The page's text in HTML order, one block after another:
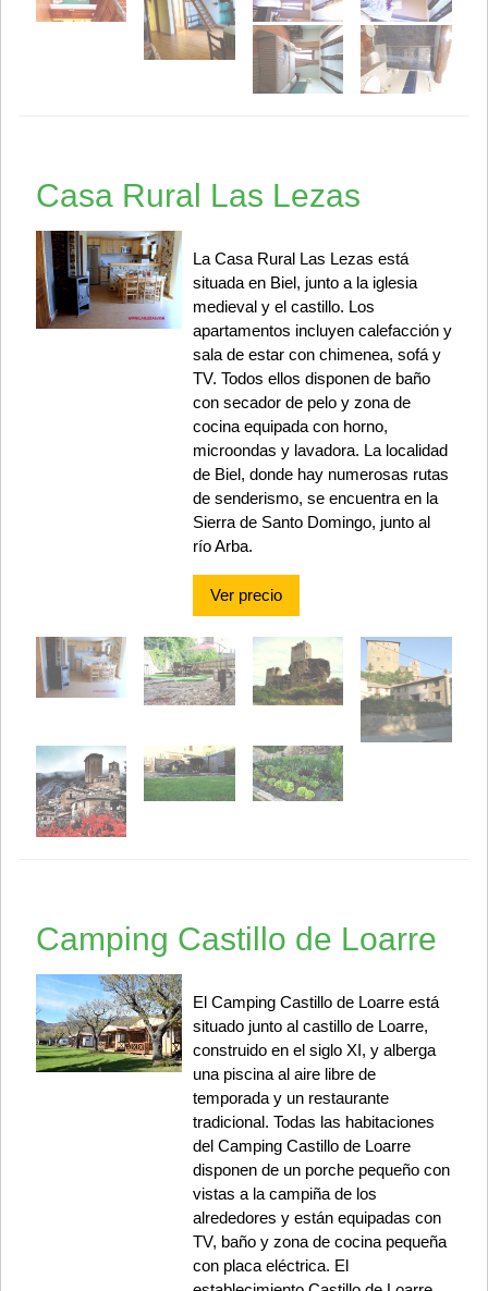
Casa Rural Las Lezas
La Casa Rural Las Lezas está
situada en Biel, junto a la iglesia
medieval y el castillo. Los
apartamentos incluyen calefacción y
sala de estar con chimenea, sofá y
TV. Todos ellos disponen de baño
con secador de pelo y zona de
cocina equipada con horno,
microondas y lavadora. La localidad
de Biel, donde hay numerosas rutas
de senderismo, se encuentra en la
Sierra de Santo Domingo, junto al
río Arba.
Ver precio
Camping Castillo de Loarre
El Camping Castillo de Loarre está
situado junto al castillo de Loarre,
construido en el siglo XI, y alberga
una piscina al aire libre de
temporada y un restaurante
tradicional. Todas las habitaciones
del Camping Castillo de Loarre
disponen de un porche pequeño con
vistas a la campiña de los
alrededores y están equipadas con
TV, baño y zona de cocina pequeña
con placa eléctrica. El